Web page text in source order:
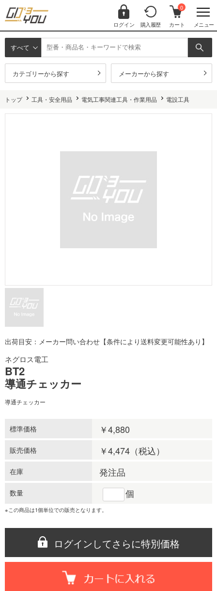
ログイン 購入履歴
0
カート メニュー
すべて
カテゴリーから探す メーカーから探す
トップ 工具・安全用品 電気工事関連工具・作業用品 電設工具
出荷目安：メーカー問い合わせ【条件により送料変更可能性あり】
ネグロス電工
BT2
導通チェッカー
導通チェッカー
標準価格 ￥4,880
販売価格 ￥4,474（税込）
在庫 発注品
数量 個
※この商品は1個単位での販売となります。
ログインしてさらに特別価格